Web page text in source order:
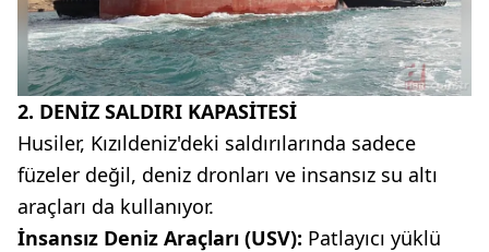
2. DENİZ SALDIRI KAPASİTESİ
Husiler, Kızıldeniz'deki saldırılarında sadece
füzeler değil, deniz dronları ve insansız su altı
araçları da kullanıyor.
İnsansız Deniz Araçları (USV): Patlayıcı yüklü